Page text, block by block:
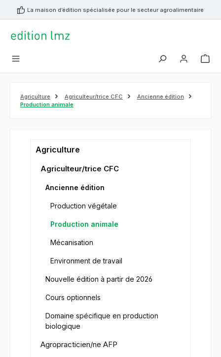
principal
La maison d’édition spécialisée pour le secteur agroalimentaire
Agriculture Agriculteur/trice CFC
Ancienne édition
Production animale
Agriculture
Agriculteur/trice CFC
Ancienne édition
Production végétale
Production animale
Mécanisation
Environment de travail
Nouvelle édition à partir de 2026
Cours optionnels
Domaine spécifique en production
biologique
Agropracticien/ne AFP